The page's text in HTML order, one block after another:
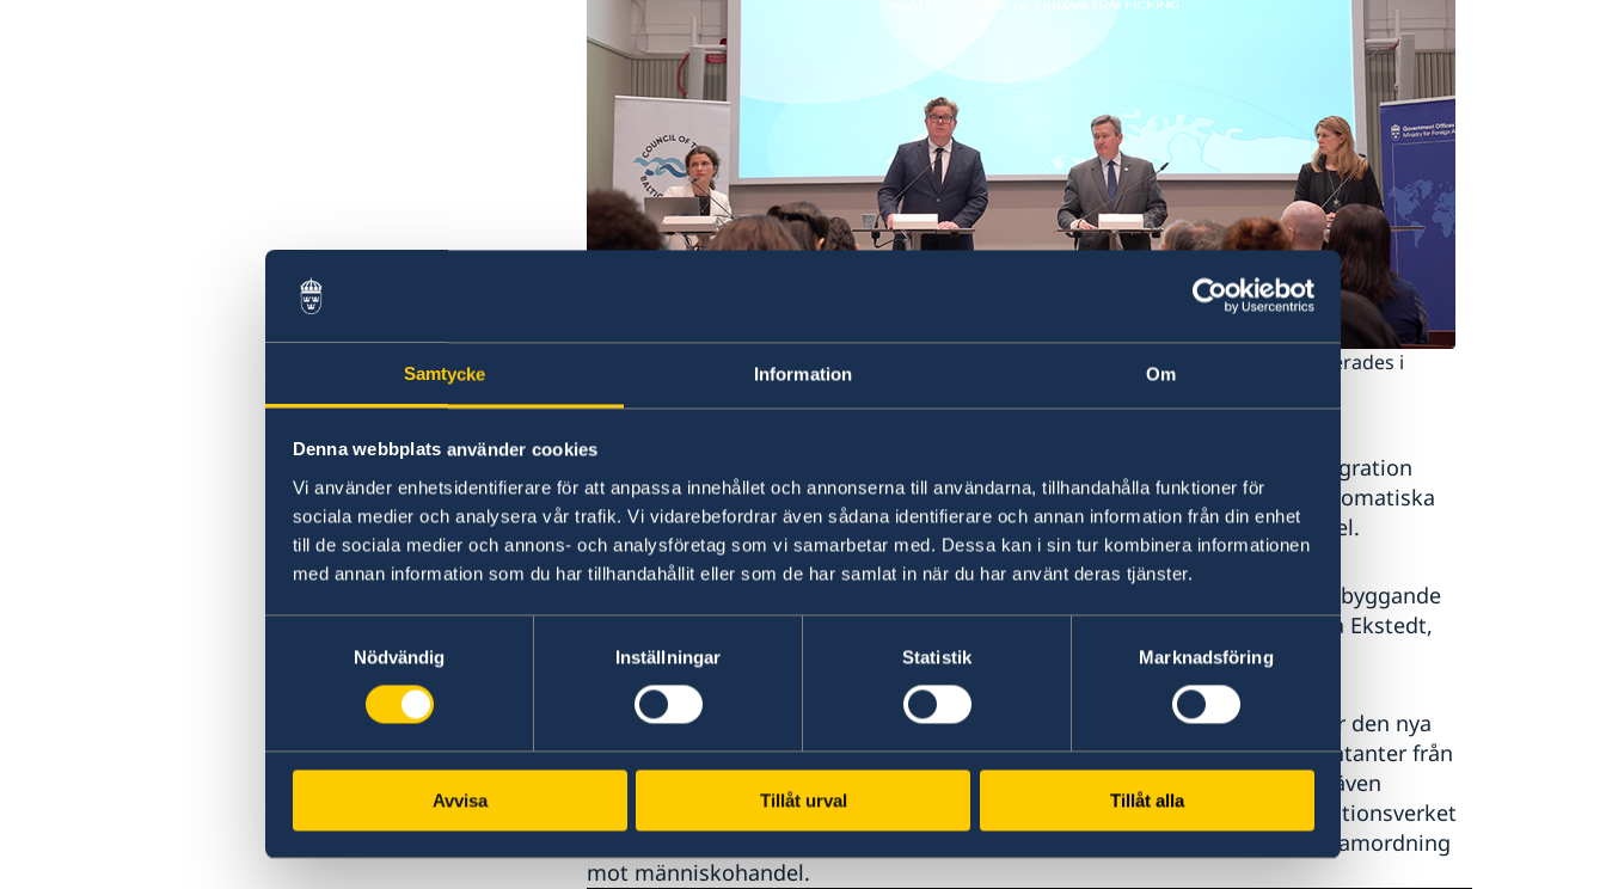
Samtycke Information Om
Denna webbplats använder cookies
Vi använder enhetsidentifierare för att anpassa innehållet och annonserna till användarna, tillhandahålla funktioner för
sociala medier och analysera vår trafik. Vi vidarebefordrar även sådana identifierare och annan information från din enhet
till de sociala medier och annons- och analysföretag som vi samarbetar med. Dessa kan i sin tur kombinera informationen
med annan information som du har tillhandahållit eller som de har samlat in när du har använt deras tjänster.
Nödvändig
Inställningar Statistik Marknadsföring
Avvisa Tillåt urval Tillåt alla
Justitieminister Gunnar Strömmer inledningstalade vi när den nya handboken lanserades i
Stockholm Foto: Linn Nilsson/Regeringskansliet
civilsamhälleorganisationen Child10 och International Organization for Migration
(IOM) tagit fram ett uppdaterat stödmaterial i form av en handbok för diplomatiska
beskickningar som kommer i kontakt med olika former av människohandel.
– För att bekämpa människohandel är det nödvändigt att fokusera på förebyggande
arbete och där är stödmaterial och utbildningsinsatser viktiga, säger Anna Ekstedt,
Sveriges ambassadör mot människohandel.
Justitieminister Gunnar Strömmer inledningstalade vid ett seminarium när den nya
handboken lanserades i Stockholm, där ambassadörer och andra representanter från
ett 80-tal utländska beskickningar i Sverige deltog. Vid seminariet deltog även
representanter från svenska myndigheter såsom Polismyndigheten, Migrationsverket
och Jämställhetsmyndigheten – som är ansvarig myndighet för nationell samordning
mot människohandel.